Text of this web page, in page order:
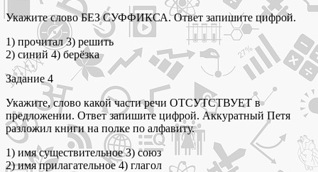
Укажите слово БЕЗ СУФФИКСА. Ответ запишите цифрой.
1) прочитал 3) решить
2) синий 4) берёзка
Задание 4
Укажите, слово какой части речи ОТСУТСТВУЕТ в
предложении. Ответ запишите цифрой. Аккуратный Петя
разложил книги на полке по алфавиту.
1) имя существительное 3) союз
2) имя прилагательное 4) глагол